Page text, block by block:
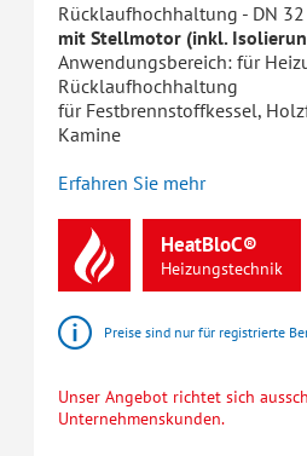
Rücklaufhochhaltung - DN
mit Stellmotor (inkl.
Anwendungsbereich: für
Rücklaufhochhaltung
für Festbrennstoffkessel,
Kamine
Erfahren Sie mehr
HeatBloC®
Heizungstechnik
Preise sind nur für registrierte
Unser Angebot richtet sich
Unternehmenskunden.